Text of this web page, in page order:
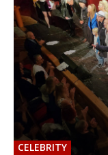
CELEBRITY